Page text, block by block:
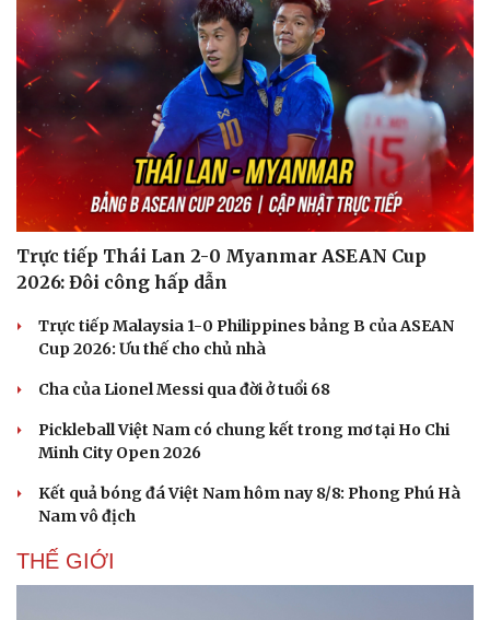
Trực tiếp Thái Lan 2-0 Myanmar ASEAN Cup
2026: Đôi công hấp dẫn
Trực tiếp Malaysia 1-0 Philippines bảng B của ASEAN
Cup 2026: Ưu thế cho chủ nhà
Cha của Lionel Messi qua đời ở tuổi 68
Pickleball Việt Nam có chung kết trong mơ tại Ho Chi
Minh City Open 2026
Kết quả bóng đá Việt Nam hôm nay 8/8: Phong Phú Hà
Nam vô địch
THẾ GIỚI